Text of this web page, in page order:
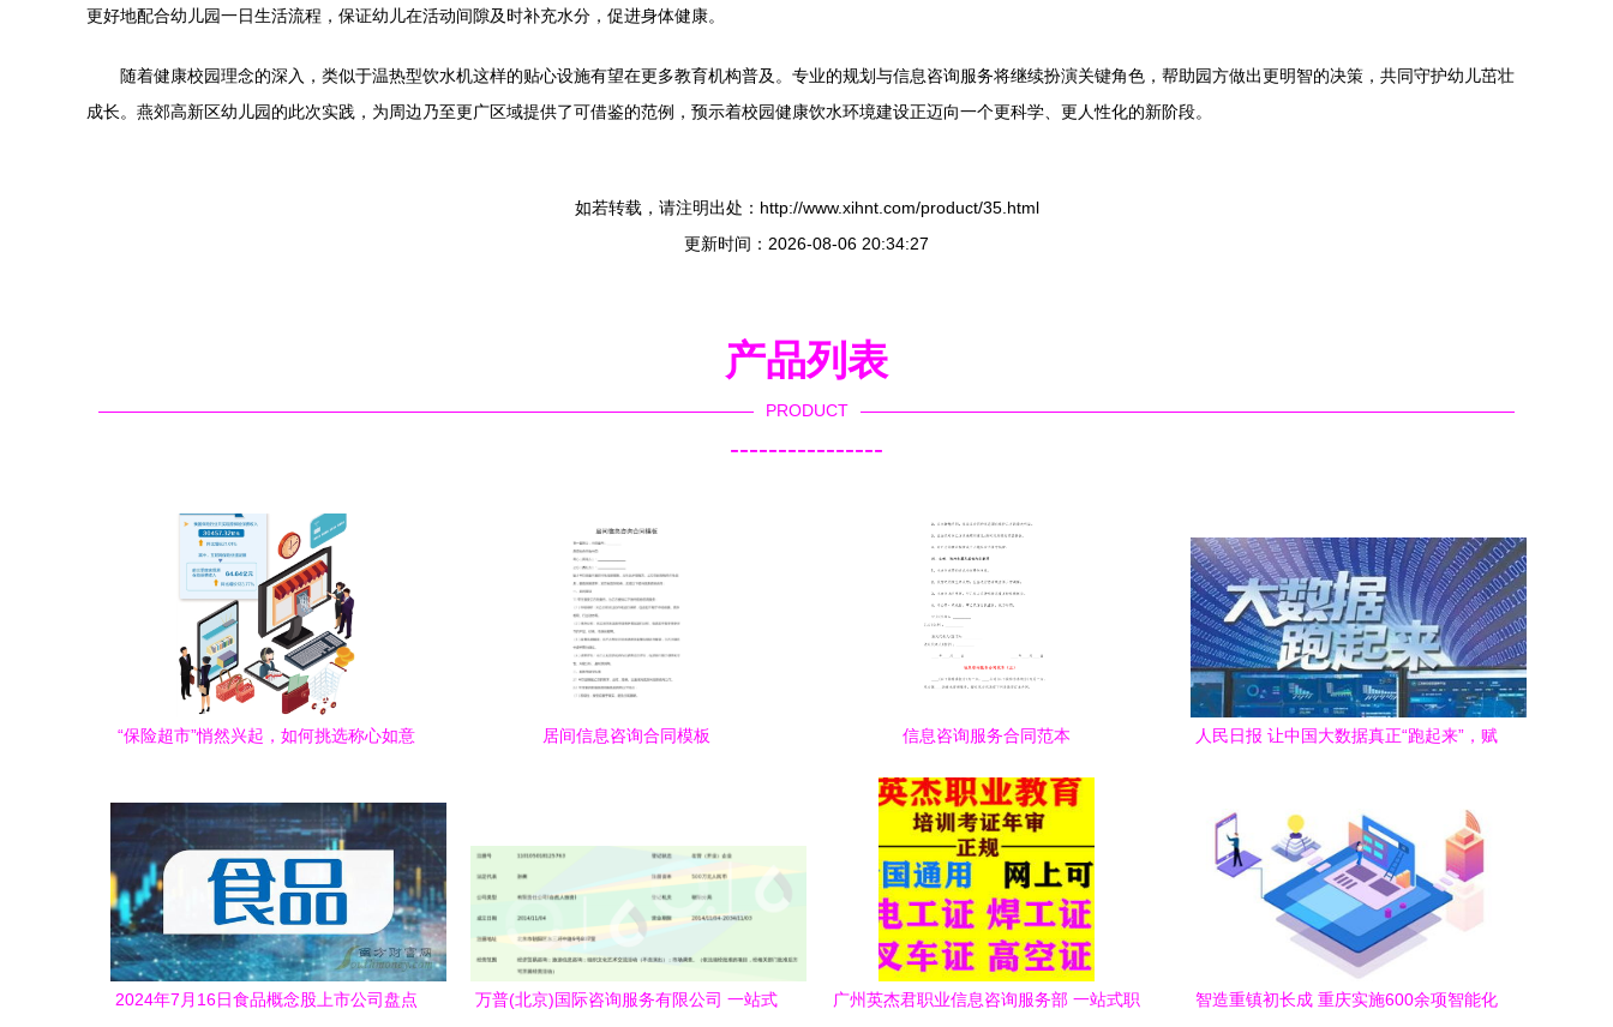
更好地配合幼儿园一日生活流程，保证幼儿在活动间隙及时补充水分，促进身体健康。
随着健康校园理念的深入，类似于温热型饮水机这样的贴心设施有望在更多教育机构普及。专业的规划与信息咨询服务将继续扮演关键角色，帮助园方做出更明智的决策，共同守护幼儿茁壮
成长。燕郊高新区幼儿园的此次实践，为周边乃至更广区域提供了可借鉴的范例，预示着校园健康饮水环境建设正迈向一个更科学、更人性化的新阶段。
如若转载，请注明出处：http://www.xihnt.com/product/35.html
更新时间：2026-08-06 20:34:27
产品列表
PRODUCT
----------------
“保险超市”悄然兴起，如何挑选称心如意
居间信息咨询合同模板 信息咨询服务合同范本
人民日报 让中国大数据真正“跑起来”，赋
2024年7月16日食品概念股上市公司盘点
万普(北京)国际咨询服务有限公司 一站式
广州英杰君职业信息咨询服务部 一站式职
智造重镇初长成 重庆实施600余项智能化